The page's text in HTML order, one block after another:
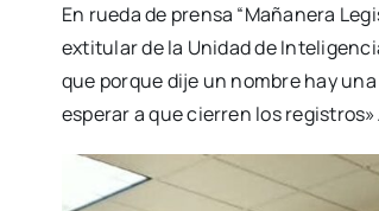
En rueda de prensa “Mañanera
extitular de la Unidad de
que porque dije un nombre hay
esperar a que cierren los registros».